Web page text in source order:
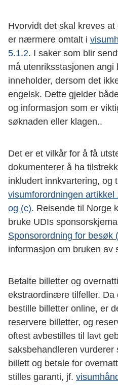
Hvorvidt det skal kreves
er nærmere omtalt i
5.1.2. I saker som blir
må utenriksstasjonen angi
inneholder, dersom det
engelsk. Dette gjelder
og informasjon som er
søknaden eller klagen..
Det er et vilkår for å få
dokumenterer å ha
inkludert innkvartering, og
visumforordningen
og (c). Reisende til Norge
bruke UDIs
Sponsorordning for besøk
informasjon om bruken av
Betalte billetter og
ekstraordinære tilfeller. Da
bestille billetter online, er
reservere billetter, og
oftest avbestilles til lavt
saksbehandleren
billett og betale for
stilles garanti, jf.